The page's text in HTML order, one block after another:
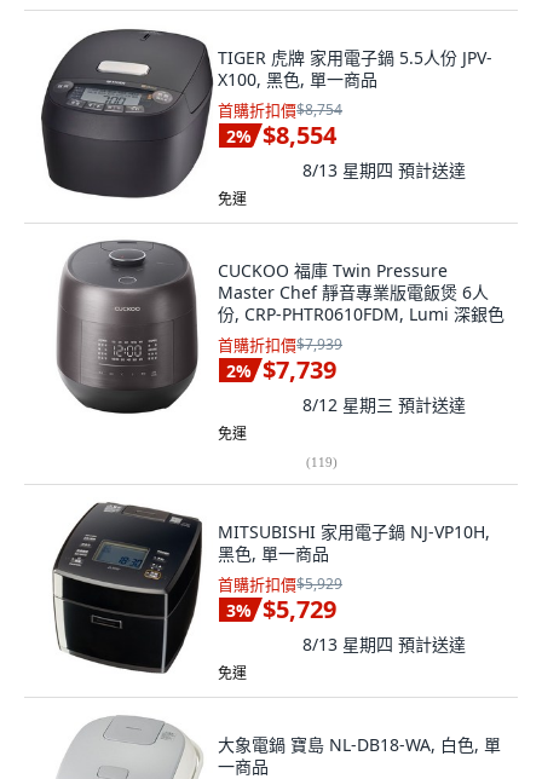
TIGER 虎牌 家用電子鍋 5.5人份 JPV-
X100, 黑色, 單一商品
首購折扣價$8,754
2% $8,554
8/13 星期四 預計送達
免運
CUCKOO 福庫 Twin Pressure
Master Chef 靜音專業版電飯煲 6人
份, CRP-PHTR0610FDM, Lumi 深銀色
首購折扣價$7,939
2% $7,739
8/12 星期三 預計送達
免運
(119)
MITSUBISHI 家用電子鍋 NJ-VP10H,
黑色, 單一商品
首購折扣價$5,929
3% $5,729
8/13 星期四 預計送達
免運
大象電鍋 寶島 NL-DB18-WA, 白色, 單
一商品